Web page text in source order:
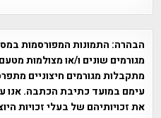
הבהרה: התמונות המפורסמות
מגורמים שונים ו/או מצולמות
מתקבלות מגורמים חיצוניים
עימם במועד כתיבת הכתבה. אנו
את זכויותיהם של בעלי זכויות